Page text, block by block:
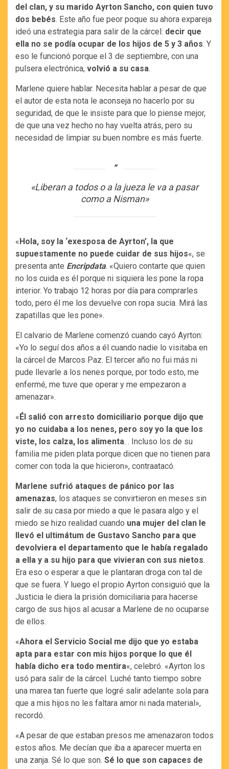
del clan, y su marido Ayrton Sancho, con quien tuvo
dos bebés. Este año fue peor poque su ahora expareja
ideó una estrategia para salir de la cárcel: decir que
ella no se podía ocupar de los hijos de 5 y 3 años. Y
eso le funcionó porque el 3 de septiembre, con una
pulsera electrónica, volvió a su casa.
Marlene quiere hablar. Necesita hablar a pesar de que
el autor de esta nota le aconseja no hacerlo por su
seguridad, de que le insiste para que lo piense mejor,
de que una vez hecho no hay vuelta atrás, pero su
necesidad de limpiar su buen nombre es más fuerte.
«Liberan a todos o a la jueza le va a pasar
como a Nisman»
«Hola, soy la ‘exesposa de Ayrton’, la que
supuestamente no puede cuidar de sus hijos«, se
presenta ante Encripdata. «Quiero contarte que quien
no los cuida es él porque ni siquiera les pone la ropa
interior. Yo trabajo 12 horas por día para comprarles
todo, pero él me los devuelve con ropa sucia. Mirá las
zapatillas que les pone».
El calvario de Marlene comenzó cuando cayó Ayrton:
«Yo lo seguí dos años a él cuando nadie lo visitaba en
la cárcel de Marcos Paz. El tercer año no fui más ni
pude llevarle a los nenes porque, por todo esto, me
enfermé, me tuve que operar y me empezaron a
amenazar».
«Él salió con arresto domiciliario porque dijo que
yo no cuidaba a los nenes, pero soy yo la que los
viste, los calza, los alimenta. . Incluso los de su
familia me piden plata porque dicen que no tienen para
comer con toda la que hicieron», contraatacó.
Marlene sufrió ataques de pánico por las
amenazas, los ataques se convirtieron en meses sin
salir de su casa por miedo a que le pasara algo y el
miedo se hizo realidad cuando una mujer del clan le
llevó el ultimátum de Gustavo Sancho para que
devolviera el departamento que le había regalado
a ella y a su hijo para que vivieran con sus nietos.
Era eso o esperar a que le plantaran droga con tal de
que se fuera. Y luego el propio Ayrton consiguió que la
Justicia le diera la prisión domiciliaria para hacerse
cargo de sus hijos al acusar a Marlene de no ocuparse
de ellos.
«Ahora el Servicio Social me dijo que yo estaba
apta para estar con mis hijos porque lo que él
había dicho era todo mentira«, celebró. «Ayrton los
usó para salir de la cárcel. Luché tanto tiempo sobre
una marea tan fuerte que logré salir adelante sola para
que a mis hijos no les faltara amor ni nada material»,
recordó.
«A pesar de que estaban presos me amenazaron todos
estos años. Me decían que iba a aparecer muerta en
una zanja. Sé lo que son. Sé lo que son capaces de